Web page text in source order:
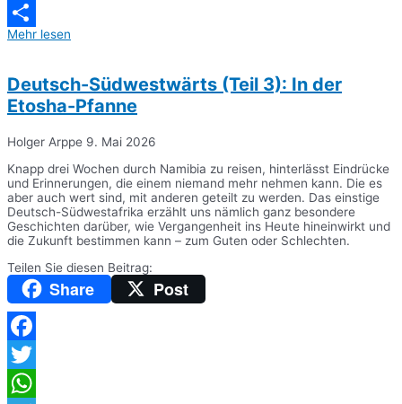
Messenger
Teilen
Mehr lesen
Deutsch-Südwestwärts (Teil 3): In der
Etosha-Pfanne
Holger Arppe 9. Mai 2026
Knapp drei Wochen durch Namibia zu reisen, hinterlässt Eindrücke
und Erinnerungen, die einem niemand mehr nehmen kann. Die es
aber auch wert sind, mit anderen geteilt zu werden. Das einstige
Deutsch-Südwestafrika erzählt uns nämlich ganz besondere
Geschichten darüber, wie Vergangenheit ins Heute hineinwirkt und
die Zukunft bestimmen kann – zum Guten oder Schlechten.
Teilen Sie diesen Beitrag:
Share Post
Facebook
Twitter